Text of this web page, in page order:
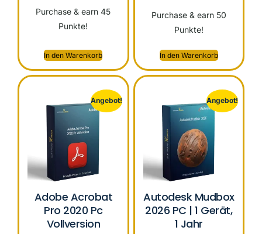
Purchase & earn 45
Punkte!
In den Warenkorb
Purchase & earn 50
Punkte!
In den Warenkorb
Angebot!
Adobe Acrobat
Pro 2020 Pc
Vollversion
Angebot!
Autodesk Mudbox
2026 PC | 1 Gerät,
1 Jahr